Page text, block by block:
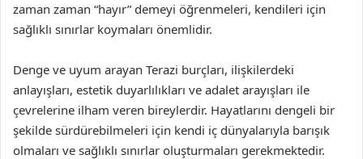
zaman zaman “hayır” demeyi öğrenmeleri, kendileri için
sağlıklı sınırlar koymaları önemlidir.
Denge ve uyum arayan Terazi burçları, ilişkilerdeki
anlayışları, estetik duyarlılıkları ve adalet arayışları ile
çevrelerine ilham veren bireylerdir. Hayatlarını dengeli bir
şekilde sürdürebilmeleri için kendi iç dünyalarıyla barışık
olmaları ve sağlıklı sınırlar oluşturmaları gerekmektedir.